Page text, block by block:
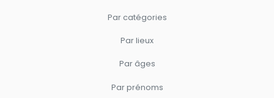
Par catégories
Par lieux
Par âges
Par prénoms